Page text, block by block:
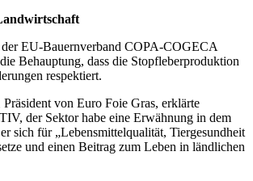
EU-Bauernverband COPA-COGECA
Behauptung, dass die Stopfleberproduktion
respektiert.
von Euro Foie Gras, erklärte
der Sektor habe eine Erwähnung in dem
sich für „Lebensmittelqualität, Tiergesundheit
und einen Beitrag zum Leben in ländlichen